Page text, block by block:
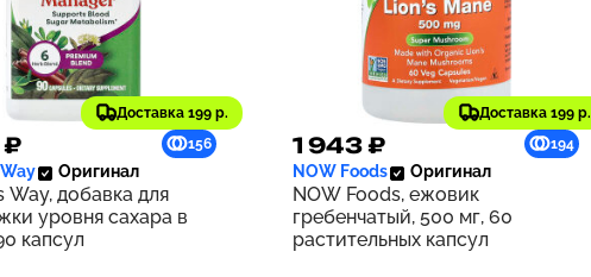
Доставка 199 р.
₽ 156
Оригинал
Way, добавка для
уровня сахара в
капсул
Доставка 199 р.
1 943 ₽ 194
NOW Foods Оригинал
NOW Foods, ежовик
гребенчатый, 500 мг, 60
растительных капсул